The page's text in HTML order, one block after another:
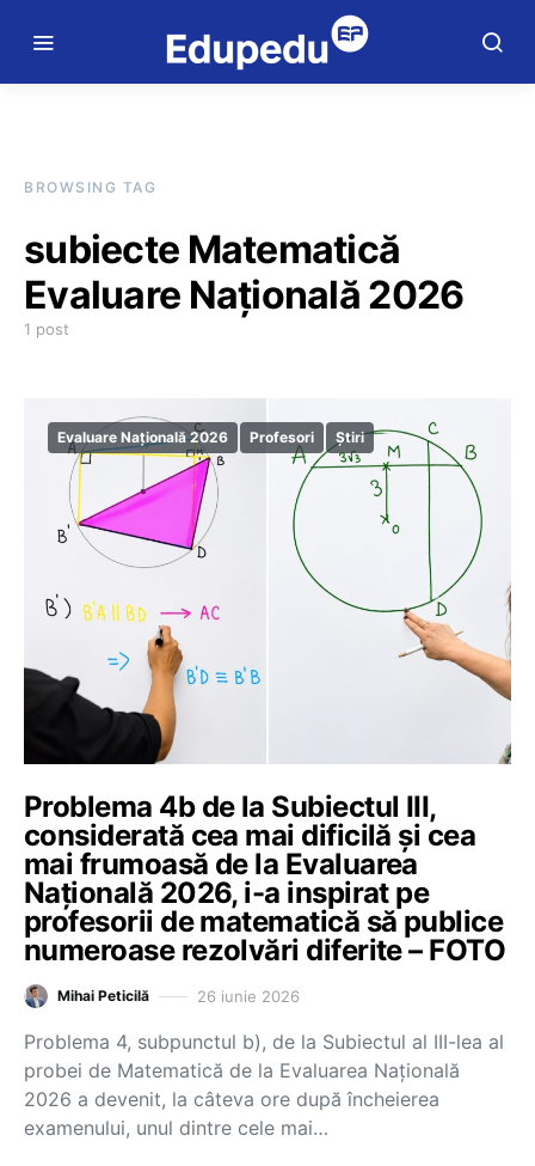
BROWSING TAG
subiecte Matematică
Evaluare Națională 2026
1 post
Evaluare Națională 2026 Profesori Știri
Problema 4b de la Subiectul III,
considerată cea mai dificilă și cea
mai frumoasă de la Evaluarea
Națională 2026, i-a inspirat pe
profesorii de matematică să publice
numeroase rezolvări diferite – FOTO
Mihai Peticilă 26 iunie 2026
Problema 4, subpunctul b), de la Subiectul al III-lea al
probei de Matematică de la Evaluarea Națională
2026 a devenit, la câteva ore după încheierea
examenului, unul dintre cele mai…